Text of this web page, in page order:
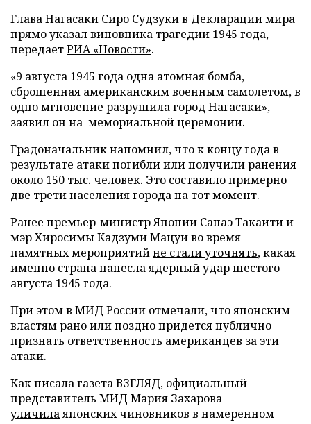
Глава Нагасаки Сиро Судзуки в Декларации мира
прямо указал виновника трагедии 1945 года,
передаетРИА «Новости».
«9 августа 1945 года одна атомная бомба,
сброшенная американским военным самолетом, в
одно мгновение разрушила город Нагасаки», –
заявил он на мемориальной церемонии.
Градоначальник напомнил, что к концу года в
результате атаки погибли или получили ранения
около 150 тыс. человек. Это составило примерно
две трети населения города на тот момент.
Ранее премьер-министр Японии Санаэ Такаити и
мэр Хиросимы Кадзуми Мацуи во время
памятных мероприятийне стали уточнять, какая
именно страна нанесла ядерный удар шестого
августа 1945 года.
При этом в МИД России отмечали, что японским
властям рано или поздно придется публично
признать ответственность американцев за эти
атаки.
Как писала газета ВЗГЛЯД, официальный
представитель МИД Мария Захарова
уличилаяпонских чиновников в намеренном